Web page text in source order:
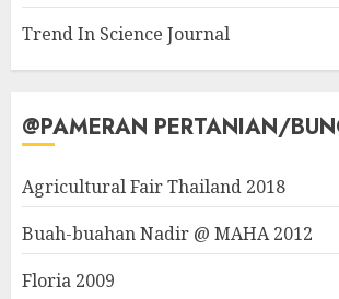
Trend In Science Journal
@PAMERAN PERTANIAN/
Agricultural Fair Thailand 2018
Buah-buahan Nadir @ MAHA 2012
Floria 2009